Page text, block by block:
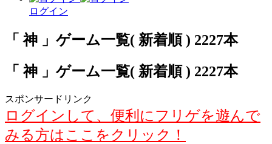
ログイン
「 神 」ゲーム一覧( 新着順 ) 2227本
「 神 」ゲーム一覧( 新着順 ) 2227本
スポンサードリンク
ログインして、便利にフリゲを遊んで
みる方はここをクリック！